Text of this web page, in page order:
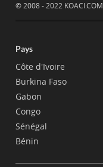
© 2008 - 2022 KOACI.COM
Pays
Côte d'Ivoire
Burkina Faso
Gabon
Congo
Sénégal
Bénin